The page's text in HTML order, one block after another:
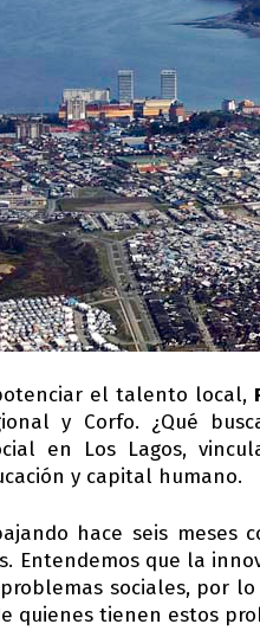
el talento local,
y Corfo. ¿Qué
en Los Lagos,
y capital humano.
hace seis meses
Entendemos que la
sociales, por
quienes tienen estos